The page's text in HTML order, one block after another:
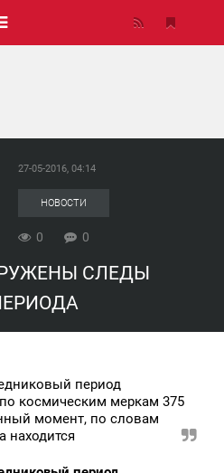
27-05-2016, 04:14
НОВОСТИ
0 0
СЛЕДЫ
период
космическим меркам 375
момент, по словам
находится